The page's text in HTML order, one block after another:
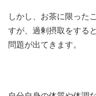
しかし、お茶に限った
すが、過剰摂取をする
問題が出てきます。